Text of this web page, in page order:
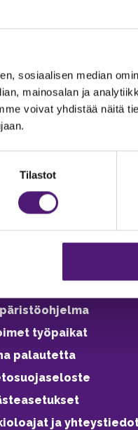
sosiaalisen median
mainosalan ja
voivat yhdistää näitä
Tilastot
loppuun
voimassa olevan
asiakkaan oston
työpaikat
palautetta
ja